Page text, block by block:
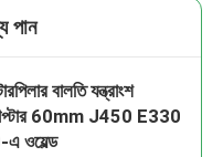
পান
বালতি যন্ত্রাংশ
60mm J450 E330
ওয়েল্ড